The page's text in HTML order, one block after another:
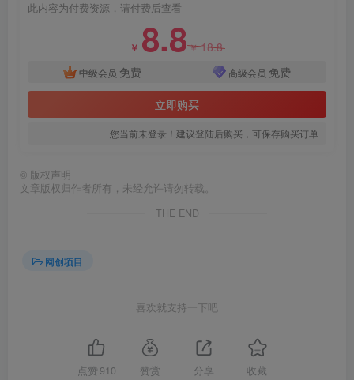
此内容为付费资源，请付费后查看
￥ 8.8￥18.8
中级会员 免费 高级会员 免费
立即购买
您当前未登录！建议登陆后购买，可保存购买订单
© 版权声明
文章版权归作者所有，未经允许请勿转载。
THE END
网创项目
喜欢就支持一下吧
点赞 910 赞赏 分享 收藏